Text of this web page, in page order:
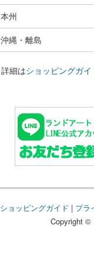
本州
沖縄・離島
詳細はショッピングガイ
ショッピングガイド | プラ
Copyright ©